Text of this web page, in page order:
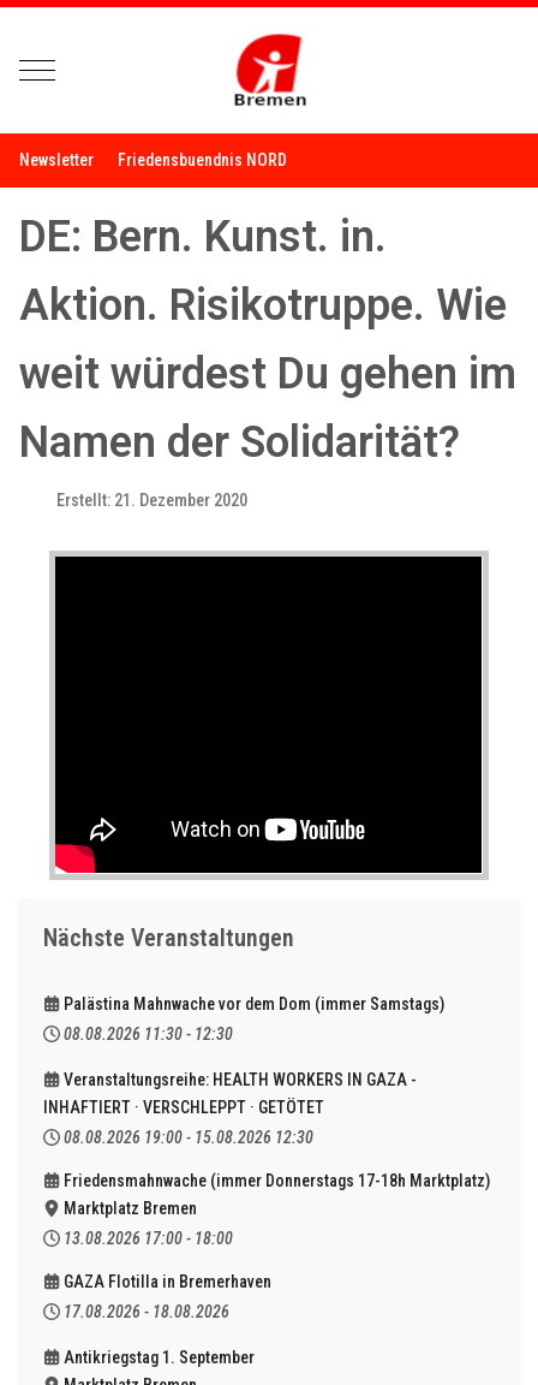
Mobile Menu Toggle
Newsletter Friedensbuendnis NORD
DE: Bern. Kunst. in.
Aktion. Risikotruppe. Wie
weit würdest Du gehen im
Namen der Solidarität?
Erstellt: 21. Dezember 2020
Nächste Veranstaltungen
Palästina Mahnwache vor dem Dom (immer Samstags)
08.08.2026 11:30 - 12:30
Veranstaltungsreihe: HEALTH WORKERS IN GAZA -
INHAFTIERT · VERSCHLEPPT · GETÖTET
08.08.2026 19:00 - 15.08.2026 12:30
Friedensmahnwache (immer Donnerstags 17-18h Marktplatz)
Marktplatz Bremen
13.08.2026 17:00 - 18:00
GAZA Flotilla in Bremerhaven
17.08.2026 - 18.08.2026
Antikriegstag 1. September